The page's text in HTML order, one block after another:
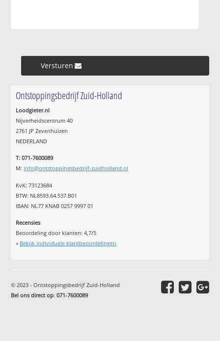
Versturen »
Ontstoppingsbedrijf Zuid-Holland
Loodgieter.nl
Nijverheidscentrum 40
2761 JP Zevenhuizen
NEDERLAND
T: 071-7600089
M: info@ontstoppingsbedrijf-zuidholland.nl
KvK: 73123684
BTW: NL8593.64.537.B01
IBAN: NL77 KNAB 0257 9997 01
Recensies
Beoordeling door klanten:4,7/5
» Bekijk individuele klantbeoordelingen
© 2023 - Ontstoppingsbedrijf Zuid-Holland
Bel ons direct op:071-7600089